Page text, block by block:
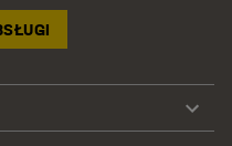
stworzona z myślą
i kompaktowej
o różnych
przechowywania